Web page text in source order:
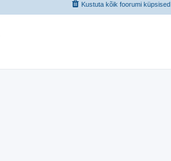
Kustuta kõik foorumi küpsised